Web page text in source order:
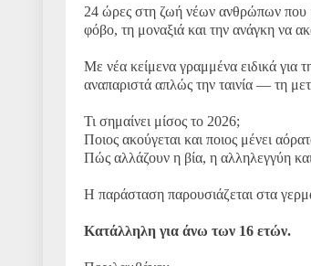
24 ώρες στη ζωή νέων ανθρώπων που
φόβο, τη μοναξιά και την ανάγκη να
Με νέα κείμενα γραμμένα ειδικά για
αναπαριστά απλώς την ταινία — τη
Τι σημαίνει μίσος το 2026;
Ποιος ακούγεται και ποιος μένει
Πώς αλλάζουν η βία, η αλληλεγγύη
Η παράσταση παρουσιάζεται στα
Κατάλληλη για άνω των 16 ετών.